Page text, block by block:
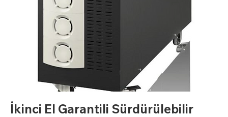
İkinci El Garantili Sürdürülebilir